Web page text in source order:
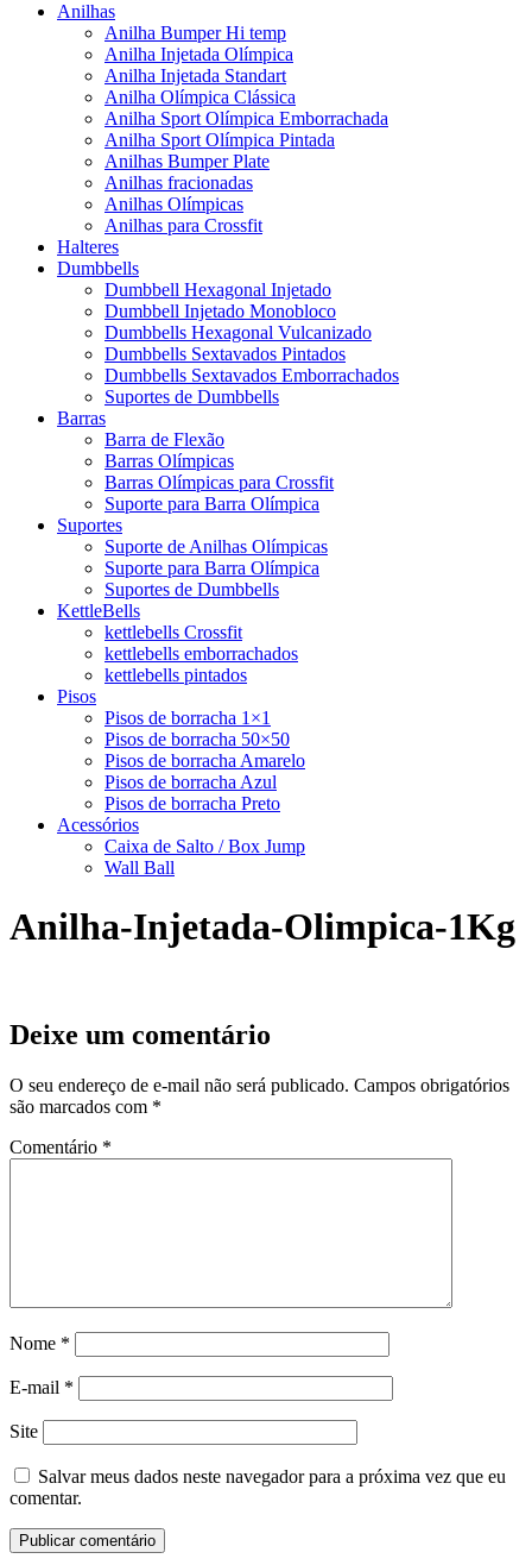
Anilhas
Anilha Bumper Hi temp
Anilha Injetada Olímpica
Anilha Injetada Standart
Anilha Olímpica Clássica
Anilha Sport Olímpica Emborrachada
Anilha Sport Olímpica Pintada
Anilhas Bumper Plate
Anilhas fracionadas
Anilhas Olímpicas
Anilhas para Crossfit
Halteres
Dumbbells
Dumbbell Hexagonal Injetado
Dumbbell Injetado Monobloco
Dumbbells Hexagonal Vulcanizado
Dumbbells Sextavados Pintados
Dumbbells Sextavados Emborrachados
Suportes de Dumbbells
Barras
Barra de Flexão
Barras Olímpicas
Barras Olímpicas para Crossfit
Suporte para Barra Olímpica
Suportes
Suporte de Anilhas Olímpicas
Suporte para Barra Olímpica
Suportes de Dumbbells
KettleBells
kettlebells Crossfit
kettlebells emborrachados
kettlebells pintados
Pisos
Pisos de borracha 1×1
Pisos de borracha 50×50
Pisos de borracha Amarelo
Pisos de borracha Azul
Pisos de borracha Preto
Acessórios
Caixa de Salto / Box Jump
Wall Ball
Anilha-Injetada-Olimpica-1Kg
Deixe um comentário
O seu endereço de e-mail não será publicado. Campos obrigatórios
são marcados com *
Comentário *
Nome *
E-mail *
Site
Salvar meus dados neste navegador para a próxima vez que eu
comentar.